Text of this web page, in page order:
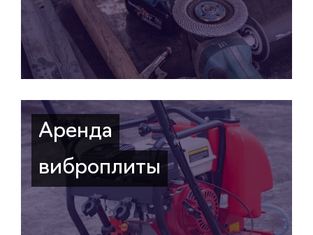
Аренда
виброплиты